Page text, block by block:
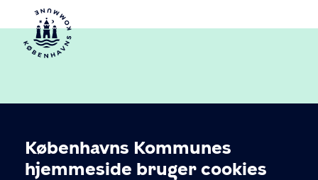
Cookieindstillinger
Københavns Kommunes
hjemmeside bruger cookies